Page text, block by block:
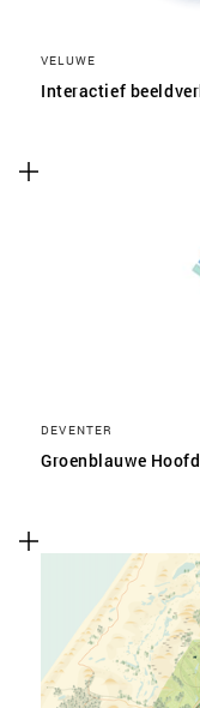
VELUWE
Interactief
DEVENTER
Groenblauwe